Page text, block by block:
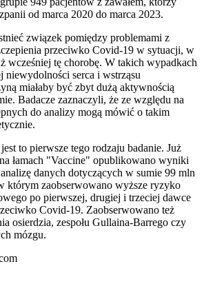
od marca 2020 do marca 2023.
związek pomiędzy problemami z
przeciwko Covid-19 w sytuacji, w
wcześniej tę chorobę. W takich wypadkach
niewydolności serca i wstrząsu
miałaby być zbyt dużą aktywnością
Badacze zaznaczyli, że ze względu na
do analizy mogą mówić o takim
to pierwsze tego rodzaju badanie. Już
łamach "Vaccine" opublikowano wyniki
danych dotyczących w sumie 99 mln
którym zaobserwowano wyższe ryzyko
po pierwszej, drugiej i trzeciej dawce
Covid-19. Zaobserwowano też
osierdzia, zespołu Gullaina-Barrego czy
mózgu.